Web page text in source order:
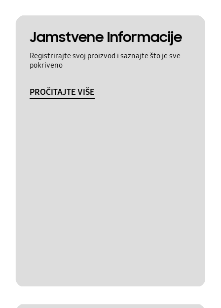
Jamstvene Informacije
Registrirajte svoj proizvod i saznajte što je sve
pokriveno
PROČITAJTE VIŠE